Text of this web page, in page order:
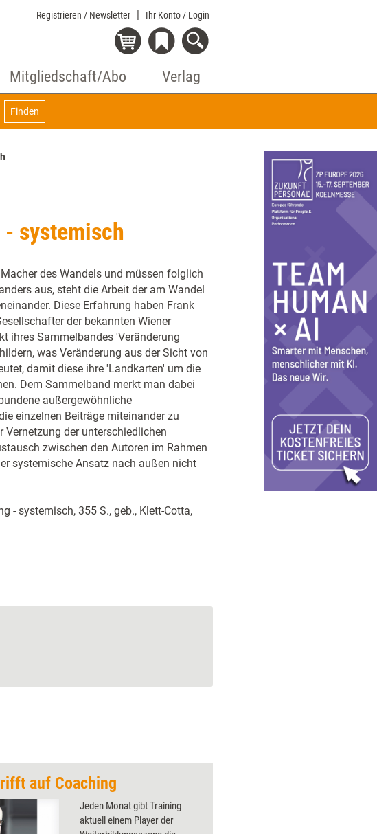
Registrieren / Newsletter Ihr Konto / Login
Mitgliedschaft/Abo Verlag
Finden
- systemisch
des Wandels und müssen folglich
aus, steht die Arbeit der am Wandel
Diese Erfahrung haben Frank
der bekannten Wiener
ihres Sammelbandes 'Veränderung
was Veränderung aus der Sicht von
damit diese ihre 'Landkarten' um die
Dem Sammelband merkt man dabei
außergewöhnliche
einzelnen Beiträge miteinander zu
der unterschiedlichen
zwischen den Autoren im Rahmen
systemische Ansatz nach außen nicht
- systemisch, 355 S., geb., Klett-Cotta,
auf Coaching
Jeden Monat gibt Training
aktuell einem Player der